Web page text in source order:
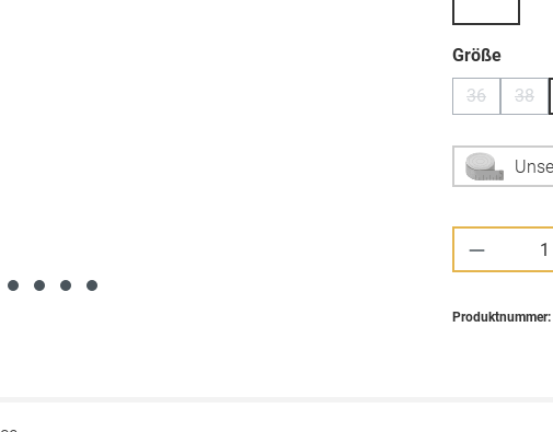
Größe
36
(Diese
38
Produktnummer: